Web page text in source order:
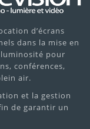
d’écrans
dans la mise en
luminosité pour
conférences,
air.
et la gestion
de garantir un